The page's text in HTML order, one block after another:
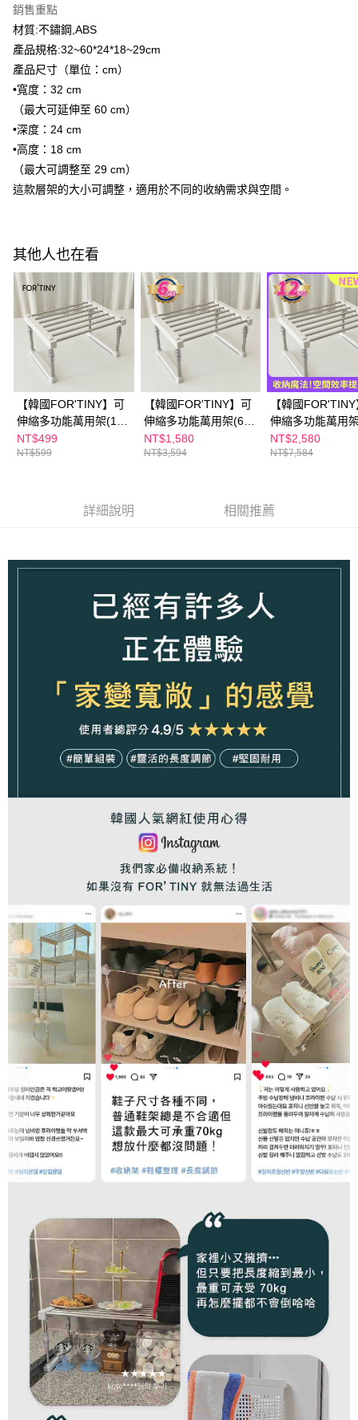
後付繳納相關費用。
是否繳費成功／繳費後需取消欲退款等相關疑問，請聯繫「AFTEE先享後付
客戶支援中心」https://netprotections.freshdesk.com/support/home
【注意事項】
１．透過由恩沛科技股份有限公司提供之「AFTEE先享後付」服務完成之交
易，需依本服務之必要範圍內提供個人資料，並將交易相關給付款項請求債
權轉讓予恩沛科技股份有限公司。
２．關於個人資料處理事宜，請瀏覽以下網址：
https://aftee.tw/terms/#terms3
３．未成年的使用者請事先徵得法定代理人或監護人之同意方可使用
任。
５．嚴禁一人註冊多個帳號或使用他人資訊註冊。若發現惡意使用之情形，
銷售重點
材質:不鏽鋼,ABS
產品規格:32~60*24*18~29cm
產品尺寸（單位：cm）
•寬度：32 cm
（最大可延伸至 60 cm）
•深度：24 cm
•高度：18 cm
（最大可調整至 29 cm）
這款層架的大小可調整，適用於不同的收納需求與空間。
其他人也在看
【韓國FOR'TINY】可
伸縮多功能萬用架(1
入/3入/6入)
NT$499
NT$599
【韓國FOR'TINY】可
伸縮多功能萬用架(6
入)
NT$1,580
NT$3,594
【韓國
伸縮多功能萬用
團購組
NT$2,580
NT$7,584
詳細說明 相關推薦